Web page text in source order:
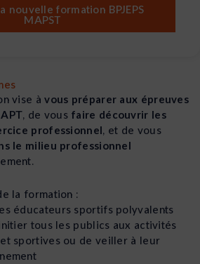
nouvelle formation BPJEPS
MAPST
vise àvous préparer aux épreuves
APT, de vous faire découvrir les
professionnel, et de vous
le milieu professionnel
la formation :
éducateurs sportifs polyvalents
tous les publics aux activités
sportives ou de veiller à leur